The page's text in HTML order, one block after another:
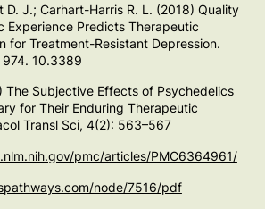
J.; Carhart-Harris R. L. (2018) Quality
Experience Predicts Therapeutic
for Treatment-Resistant Depression.
10.3389
The Subjective Effects of Psychedelics
for Their Enduring Therapeutic
Transl Sci, 4(2): 563–567
pmc/articles/PMC6364961/
node/7516/pdf